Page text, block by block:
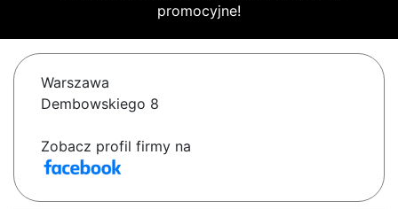
promocyjne!
Warszawa
Dembowskiego 8
Zobacz profil firmy na